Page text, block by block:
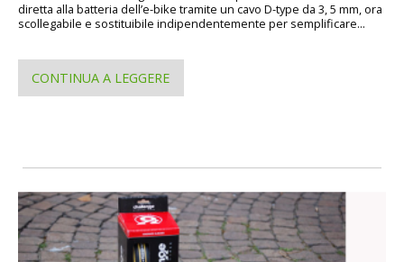
diretta alla batteria dell’e-bike tramite un cavo D-type da 3, 5 mm, ora
scollegabile e sostituibile indipendentemente per semplificare...
CONTINUA A LEGGERE